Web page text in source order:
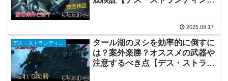
2025.08.17
タール湖のヌシを効率的に倒すに
は？案外楽勝？オススメの武器や
注意するべき点【デス・ストラン